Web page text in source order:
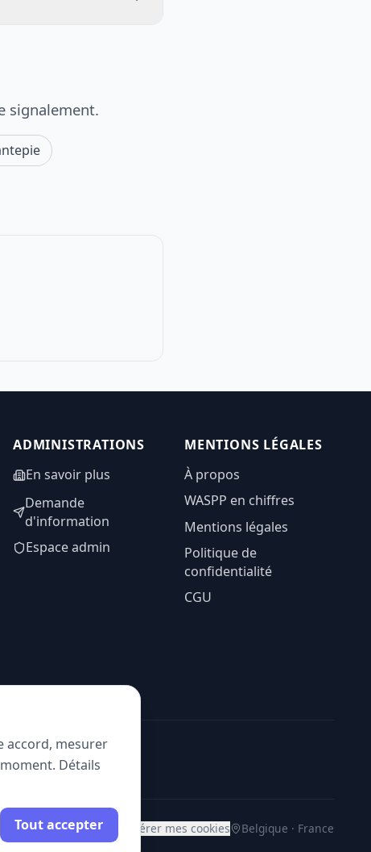
signalement.
ADMINISTRATIONS
En savoir plus
Demande
d'information
Espace admin
MENTIONS LÉGALES
À propos
WASPP en chiffres
Mentions légales
Politique de
confidentialité
CGU
Gérer mes cookies Belgique · France
accord, mesurer
Détails
Tout accepter